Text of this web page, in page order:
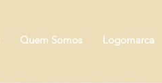
Quem Somos Logomarca